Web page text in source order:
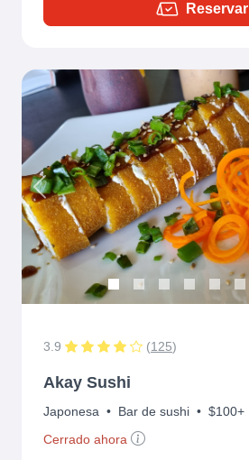
Reservar
Previous
3.9 (125)
Akay Sushi
Japonesa • Bar de sushi • $100+
Cerrado ahora